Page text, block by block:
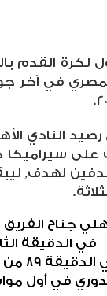
لكرة القدم
في آخر
على سيراميكا
لهدف,
جناح
الدقيقة
في أول